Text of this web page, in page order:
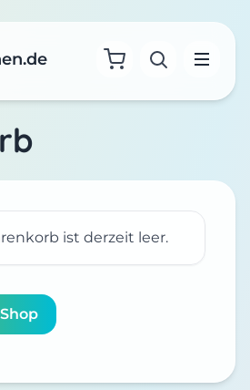
SucheMenü
ist derzeit leer.